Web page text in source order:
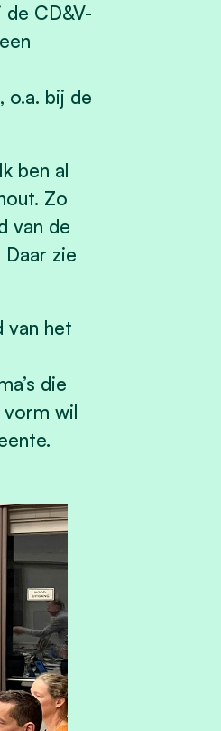
CD&V-
o.a. bij de
ben al
Zo
van de
zie
van het
die
wil